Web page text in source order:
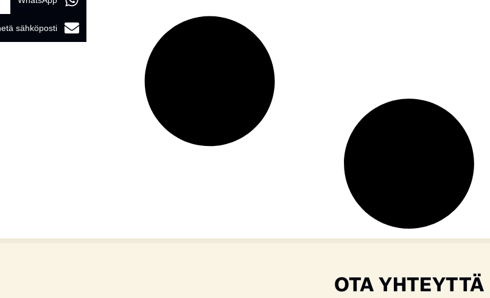
OTA YHTEYTTÄ
sähköposti